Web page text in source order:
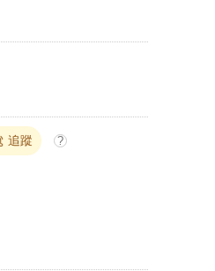
追蹤 ?